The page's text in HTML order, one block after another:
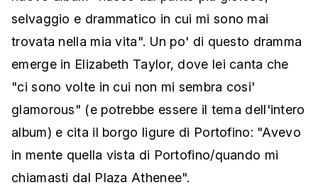
selvaggio e drammatico in cui mi sono mai
trovata nella mia vita". Un po' di questo dramma
emerge in Elizabeth Taylor, dove lei canta che
"ci sono volte in cui non mi sembra cosi'
glamorous" (e potrebbe essere il tema dell'intero
album) e cita il borgo ligure di Portofino: "Avevo
in mente quella vista di Portofino/quando mi
chiamasti dal Plaza Athenee".